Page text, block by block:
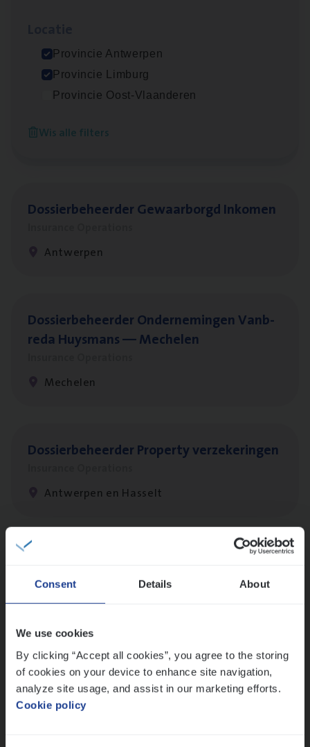
Consent Details About
We use cookies
By clicking “Accept all cookies”, you agree to the storing
of cookies on your device to enhance site navigation,
analyze site usage, and assist in our marketing efforts.
Cookie policy
Provincie Antwerpen
Provincie Limburg
Provincie Oost-Vlaanderen
Wis alle filters
(Agi­le)ITPro­ject Manager
Antwerpen
Dos­sier­be­heer­der Gewaar­borgd Inkomen
Antwerpen
Dos­sier­be­heer­der Onder­ne­min­gen Van­b­
re­da Huys­mans — Mechelen
Mechelen
Dos­sier­be­heer­der Pro­per­ty verzekeringen
Antwerpen en Hasselt
Insurance Operations
Antwerpen
Busi­ness Mana­ger Mari­ne Cargo
People Management, Sales Management
Antwerpen